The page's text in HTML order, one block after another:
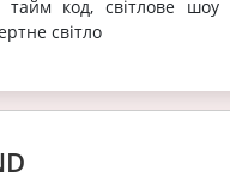
тайм код, світлове
світло